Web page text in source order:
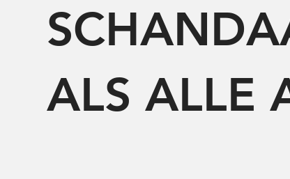
ALS ALLE